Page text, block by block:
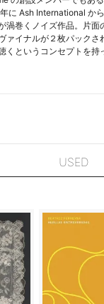
に Ash International か
渦巻くノイズ作品。片面
ァイナルが２枚パックさ
くというコンセプトを持
USED